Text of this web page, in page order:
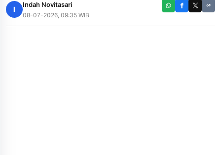
I
Indah Novitasari
08-07-2026, 09:35 WIB